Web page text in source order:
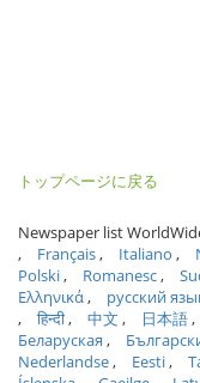
トップページに戻る
Newspaper list
Français
Italiano
Polski
Romanesc
Ελληνικά
русский
हिन्दी
中文 日本語
Беларуская
Nederlandse
Eesti